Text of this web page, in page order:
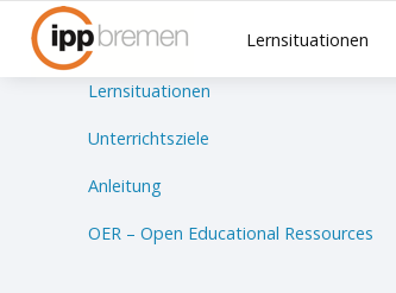
Lernsituationen
Lernsituationen
Unterrichtsziele
Anleitung
OER – Open Educational Ressources